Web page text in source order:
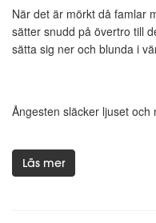
När det är mörkt då famlar
sätter snudd på övertro till
sätta sig ner och blunda i
Ångesten släcker ljuset och
Läs mer